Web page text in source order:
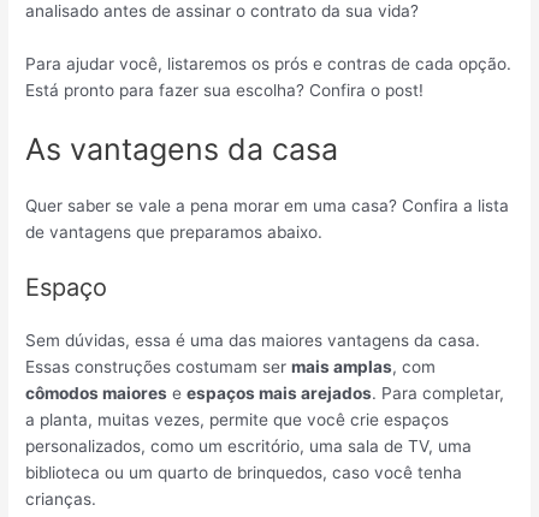
analisado antes de assinar o contrato da sua vida?
Para ajudar você, listaremos os prós e contras de cada opção.
Está pronto para fazer sua escolha? Confira o post!
As vantagens da casa
Quer saber se vale a pena morar em uma casa? Confira a lista
de vantagens que preparamos abaixo.
Espaço
Sem dúvidas, essa é uma das maiores vantagens da casa.
Essas construções costumam sermais amplas, com
cômodos maiores eespaços mais arejados. Para completar,
a planta, muitas vezes, permite que você crie espaços
personalizados, como um escritório, uma sala de TV, uma
biblioteca ou um quarto de brinquedos, caso você tenha
crianças.